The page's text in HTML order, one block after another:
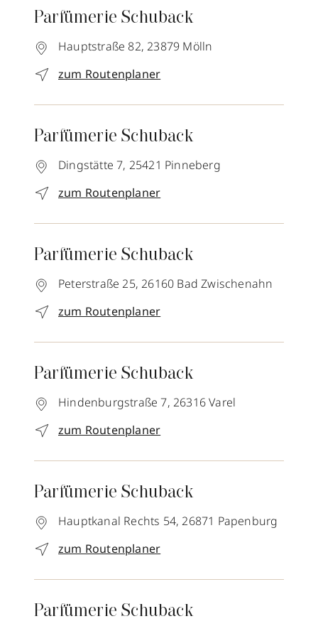
Parfümerie Schuback
Hauptstraße 82, 23879 Mölln
zum Routenplaner
Parfümerie Schuback
Dingstätte 7, 25421 Pinneberg
zum Routenplaner
Parfümerie Schuback
Peterstraße 25, 26160 Bad Zwischenahn
zum Routenplaner
Parfümerie Schuback
Hindenburgstraße 7, 26316Varel
zum Routenplaner
Parfümerie Schuback
Hauptkanal Rechts 54, 26871 Papenburg
zum Routenplaner
Parfümerie Schuback